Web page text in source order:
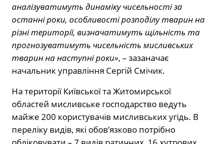
аналізуватимуть динаміку чисельності за
останні роки, особливості розподілу тварин на
різні території, визначатимуть щільність та
прогнозуватимуть чисельність мисливських
тварин на наступні роки», – зазаначає
начальник управління Сергій Смічик.
На території Київської та Житомирської
областей мисливське господарство ведуть
майже 200 користувачів мисливських угідь. В
переліку видів, які обов’язково потрібно